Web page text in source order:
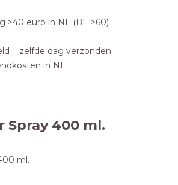
>40 euro in NL (BE >60)
= zelfde dag verzonden
in NL
Spray 400 ml.
ml.